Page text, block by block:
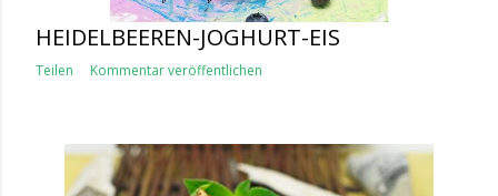
HEIDELBEEREN-JOGHURT-EIS
Teilen Kommentar veröffentlichen